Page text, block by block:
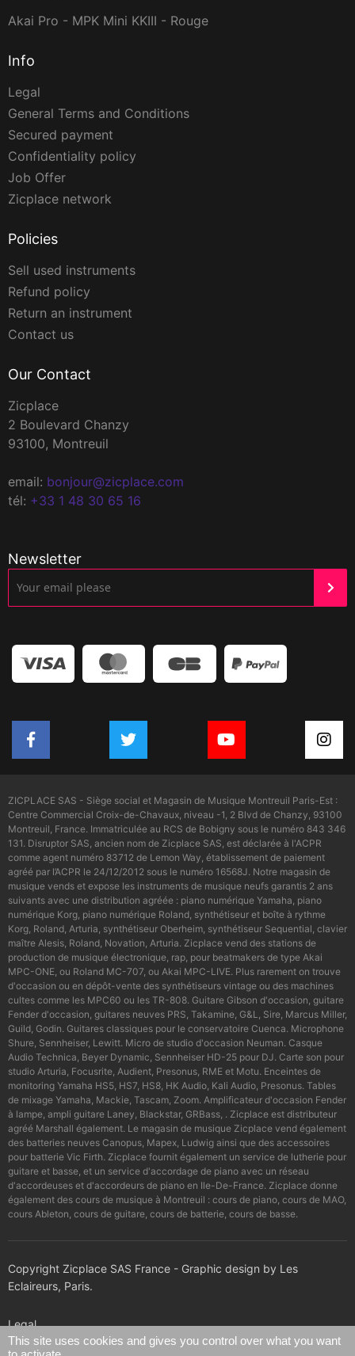
Akai Pro - MPK Mini KKIII - Rouge
Info
Legal
General Terms and Conditions
Secured payment
Confidentiality policy
Job Offer
Zicplace network
Policies
Sell used instruments
Refund policy
Return an instrument
Contact us
Our Contact
Zicplace
2 Boulevard Chanzy
93100, Montreuil
email: bonjour@zicplace.com
tél: +33 1 48 30 65 16
Newsletter
ZICPLACE SAS - Siège social et Magasin de Musique Montreuil Paris-Est :
Centre Commercial Croix-de-Chavaux, niveau -1, 2 Blvd de Chanzy, 93100
Montreuil, France. Immatriculée au RCS de Bobigny sous le numéro 843 346
131. Disruptor SAS, ancien nom de Zicplace SAS, est déclarée à l'ACPR
comme agent numéro 83712 de Lemon Way, établissement de paiement
agréé par l’ACPR le 24/12/2012 sous le numéro 16568J. Notre magasin de
musique vends et expose les instruments de musique neufs garantis 2 ans
suivants avec une distribution agréée : piano numérique Yamaha, piano
numérique Korg, piano numérique Roland, synthétiseur et boîte à rythme
Korg, Roland, Arturia, synthétiseur Oberheim, synthétiseur Sequential, clavier
maître Alesis, Roland, Novation, Arturia. Zicplace vend des stations de
production de musique électronique, rap, pour beatmakers de type Akai
MPC-ONE, ou Roland MC-707, ou Akai MPC-LIVE. Plus rarement on trouve
d'occasion ou en dépôt-vente des synthétiseurs vintage ou des machines
cultes comme les MPC60 ou les TR-808. Guitare Gibson d'occasion, guitare
Fender d'occasion, guitares neuves PRS, Takamine, G&L, Sire, Marcus Miller,
Guild, Godin. Guitares classiques pour le conservatoire Cuenca. Microphone
Shure, Sennheiser, Lewitt. Micro de studio d'occasion Neuman. Casque
Audio Technica, Beyer Dynamic, Sennheiser HD-25 pour DJ. Carte son pour
studio Arturia, Focusrite, Audient, Presonus, RME et Motu. Enceintes de
monitoring Yamaha HS5, HS7, HS8, HK Audio, Kali Audio, Presonus. Tables
de mixage Yamaha, Mackie, Tascam, Zoom. Amplificateur d'occasion Fender
à lampe, ampli guitare Laney, Blackstar, GRBass, . Zicplace est distributeur
agréé Marshall également. Le magasin de musique Zicplace vend également
des batteries neuves Canopus, Mapex, Ludwig ainsi que des accessoires
pour batterie Vic Firth. Zicplace fournit également un service de lutherie pour
guitare et basse, et un service d'accordage de piano avec un réseau
d'accordeuses et d'accordeurs de piano en Ile-De-France. Zicplace donne
également des cours de musique à Montreuil : cours de piano, cours de MAO,
cours Ableton, cours de guitare, cours de batterie, cours de basse.
Copyright Zicplace SAS France - Graphic design by Les
Eclaireurs, Paris.
Legal
This site uses cookies and gives you control over what you want